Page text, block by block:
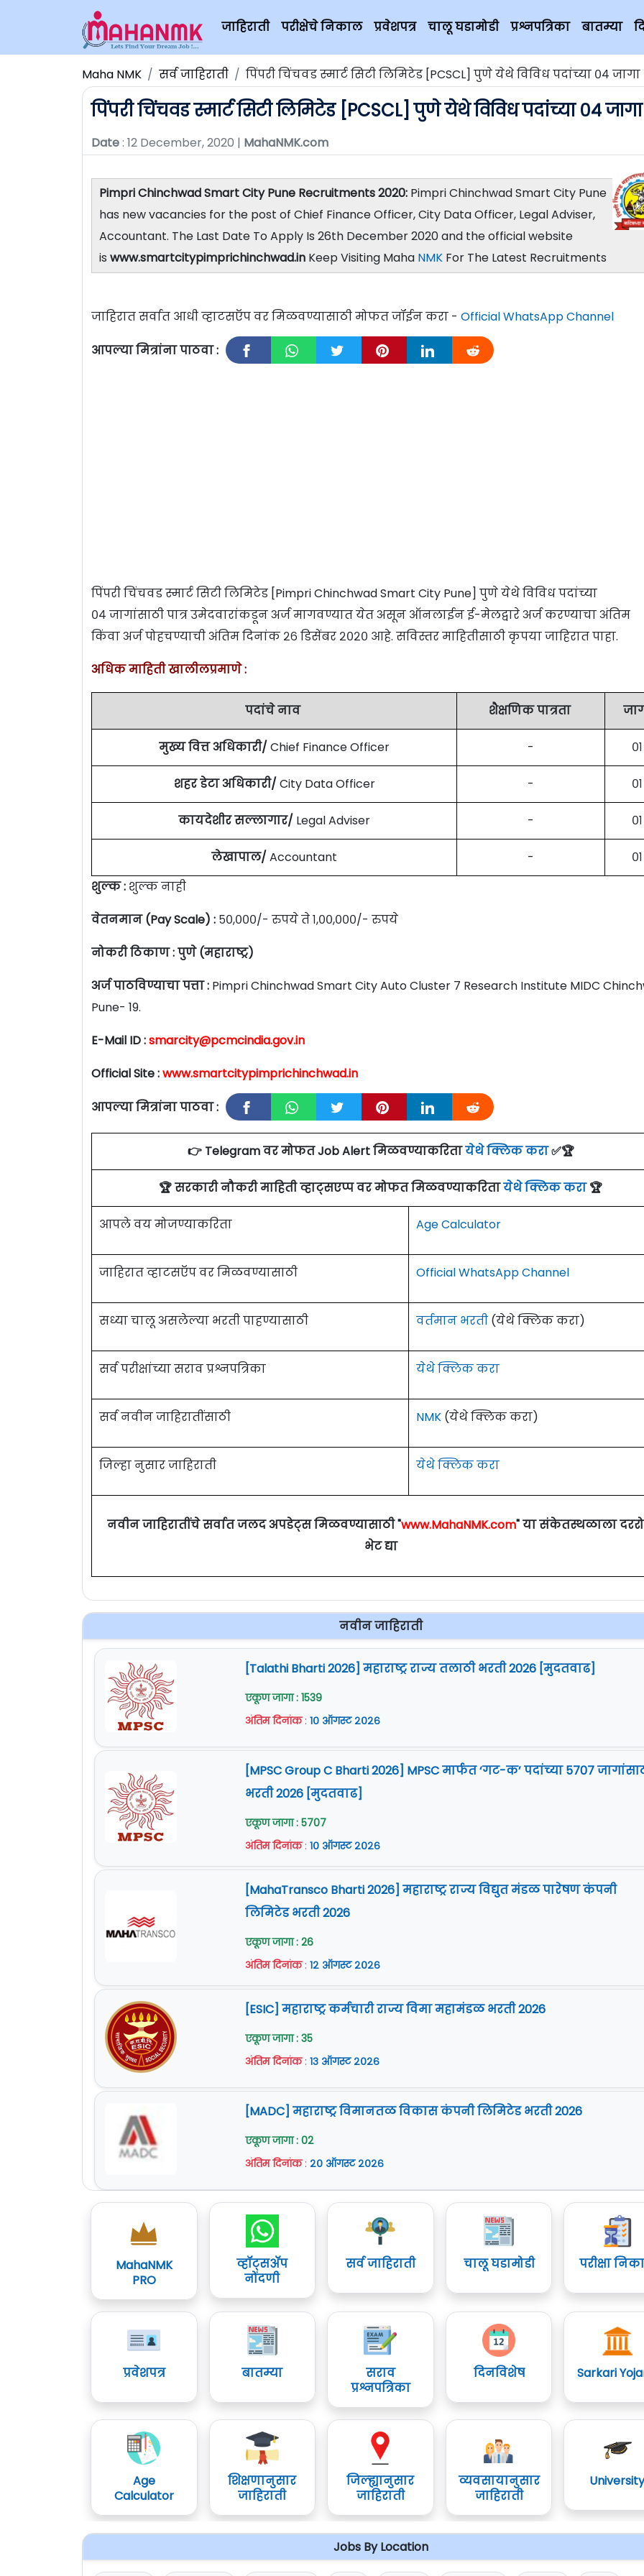
जाहिराती परीक्षेचे निकाल प्रवेशपत्र चालू घडामोडी प्रश्नपत्रिका बातम्या
Maha NMK सर्व जाहिराती पिंपरी चिंचवड स्मार्ट सिटी लिमिटेड [PCSCL] पुणे येथे विविध पदांच्या ०४ जागा
पिंपरी चिंचवड स्मार्ट सिटी लिमिटेड [PCSCL] पुणे येथे विविध पदांच्या ०४ जागा
Date: 12 December, 2020 | MahaNMK.com
Pimpri Chinchwad Smart City Pune Recruitments 2020: Pimpri Chinchwad Smart City Pune
has new vacancies for the post of Chief Finance Officer, City Data Officer, Legal Adviser,
Accountant. The Last Date To Apply Is 26th December 2020 and the official website
is www.smartcitypimprichinchwad.in Keep Visiting Maha NMK For The Latest Recruitments
जाहिरात सर्वात आधी व्हाटसऍप वर मिळवण्यासाठी मोफत जॉईन करा - Official WhatsApp Channel
आपल्या मित्रांना पाठवा :
पिंपरी चिंचवड स्मार्ट सिटी लिमिटेड [Pimpri Chinchwad Smart City Pune] पुणे येथे विविध पदांच्या
०४ जागांसाठी पात्र उमेदवारांकडून अर्ज मागवण्यात येत असून ऑनलाईन ई-मेलद्वारे अर्ज करण्याचा अंतिम
किंवा अर्ज पोहचण्याची अंतिम दिनांक २६ डिसेंबर २०२० आहे. सविस्तर माहितीसाठी कृपया जाहिरात पाहा.
अधिक माहिती खालीलप्रमाणे :
पदांचे नाव शैक्षणिक पात्रता
मुख्य वित्त अधिकारी/ Chief Finance Officer - ०१
शहर डेटा अधिकारी/ City Data Officer - ०१
कायदेशीर सल्लागार/ Legal Adviser - ०१
लेखापाल/ Accountant -
०१
शुल्क : शुल्क नाही
वेतनमान (Pay Scale) : ५०,०००/- रुपये ते १,००,०००/- रुपये
नोकरी ठिकाण : पुणे (महाराष्ट्र)
अर्ज पाठविण्याचा पत्ता : Pimpri Chinchwad Smart City Auto Cluster 7 Research Institute MIDC
Pune- 19.
E-Mail ID :smarcity@pcmcindia.gov.in
Official Site :www.smartcitypimprichinchwad.in
आपल्या मित्रांना पाठवा :
👉 Telegram वर मोफत Job Alert मिळवण्याकरितायेथे क्लिक करा✅🏆
🏆 सरकारी नौकरी माहिती व्हाट्सएप्प वर मोफत मिळवण्याकरितायेथे क्लिक करा🏆
आपले वय मोजण्याकरिता Age Calculator
जाहिरात व्हाटसऍप वर मिळवण्यासाठी Official WhatsApp Channel
सध्या चालू असलेल्या भरती पाहण्यासाठी वर्तमान भरती (येथे क्लिक करा)
सर्व परीक्षांच्या सराव प्रश्नपत्रिका येथे क्लिक करा
सर्व नवीन जाहिरातींसाठी NMK (येथे क्लिक करा)
जिल्हा नुसार जाहिराती येथे क्लिक करा
नवीन जाहिरातींचे सर्वात जलद अपडेट्स मिळवण्यासाठी "www.MahaNMK.com" या संकेतस्थळाला
भेट द्या
नवीन जाहिराती
[Talathi Bharti 2026] महाराष्ट्र राज्य तलाठी भरती 2026 [मुदतवाढ]
एकूण जागा : 1539
अंतिम दिनांक: १० ऑगस्ट २०२६
[MPSC Group C Bharti 2026] MPSC मार्फत ‘गट-क’ पदांच्या 5707
भरती 2026 [मुदतवाढ]
एकूण जागा : 5707
अंतिम दिनांक: १० ऑगस्ट २०२६
[MahaTransco Bharti 2026] महाराष्ट्र राज्य विद्युत मंडळ पारेषण कंपनी
लिमिटेड भरती 2026
एकूण जागा : 26
अंतिम दिनांक: १२ ऑगस्ट २०२६
[ESIC] महाराष्ट्र कर्मचारी राज्य विमा महामंडळ भरती 2026
एकूण जागा : 35
अंतिम दिनांक: १३ ऑगस्ट २०२६
[MADC] महाराष्ट्र विमानतळ विकास कंपनी लिमिटेड भरती 2026
एकूण जागा : 02
अंतिम दिनांक: २० ऑगस्ट २०२६
MahaNMK
PRO
व्हॉट्सॲप
नोंदणी
सर्व जाहिराती चालू घडामोडी परीक्षा
प्रवेशपत्र बातम्या
सराव
प्रश्नपत्रिका
दिनविशेष Sarkari
Age
Calculator
शिक्षणानुसार
जाहिराती
जिल्ह्यानुसार
जाहिराती
व्यवसायानुसार
जाहिराती
Jobs By Location